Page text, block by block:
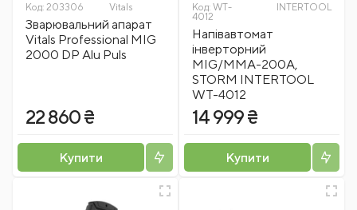
Код: 203306 Vitals
Зварювальний апарат
Vitals Professional MIG
2000 DP Alu Puls
22 860 ₴
Купити
Код: WT-
4012
INTERTOOL
Напівавтомат
інверторний
MIG/MMA-200A,
STORM INTERTOOL
WT-4012
14 999 ₴
Купити